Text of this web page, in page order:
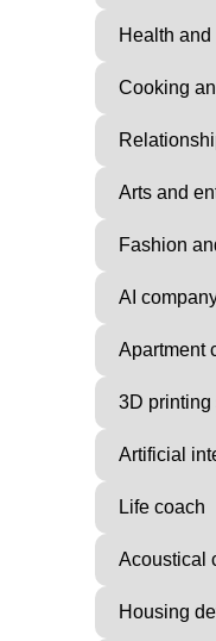
Health
Cooking
Arts and
Fashion
AI
Apartment
3D printing
Artificial
Life coach
Acoustical
Housing